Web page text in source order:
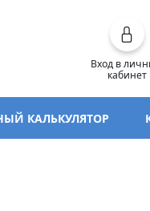
Вход в
кабинет
КАЛЬКУЛЯТОР